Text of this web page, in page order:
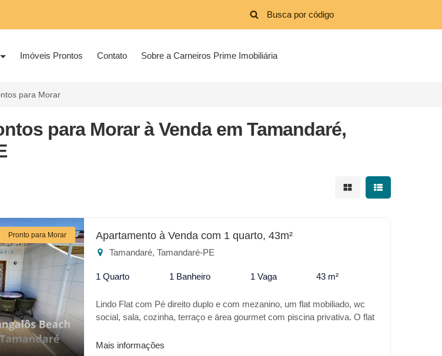
Imóveis Prontos Contato Sobre a Carneiros Prime Imobiliária
para Morar
para Morar à Venda em Tamandaré,
Mostrar resultados em
Mostrar
Pronto para Morar Apartamento à Venda com 1 quarto, 43m²
Tamandaré, Tamandaré-PE
1 Quarto 1 Banheiro 1 Vaga 43 m²
Lindo Flat com Pé direito duplo e com mezanino, um flat mobiliado, wc
social, sala, cozinha, terraço e área gourmet com piscina privativa. O flat
empreendimento tem vaga de garagem marcada, fica a 200m do mar,
Mais informações